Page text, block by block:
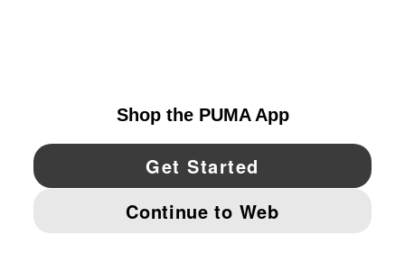
YouTube Twitter Pinterest
IMPRINT AND LEGAL DATA